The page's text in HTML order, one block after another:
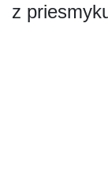
z